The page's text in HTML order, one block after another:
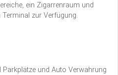
ein Zigarrenraum und
zur Verfügung.
und Auto Verwahrung